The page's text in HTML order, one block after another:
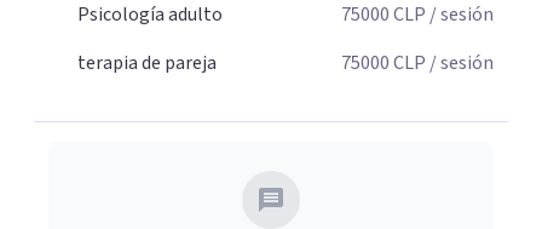
Psicología adulto
75000CLP / sesión
terapia de pareja
75000CLP / sesión